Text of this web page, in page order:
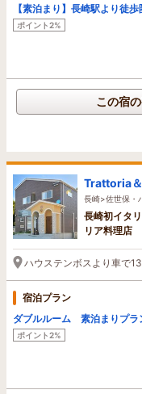
【素泊まり】長崎駅より徒
ポイント2%
この宿
Trattoria
長崎>佐世保・
長崎初イタ
リア料理店
ハウステンボスより車で
宿泊プラン
ダブルルーム 素泊まりプ
ポイント2%